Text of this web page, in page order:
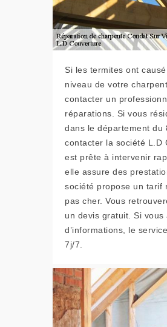
Si les termites ont
niveau de votre
contacter un
réparations. Si vous
dans le département du
contacter la société L.D
est prête à intervenir
elle assure des
société propose un tarif
pas cher. Vous
un devis gratuit. Si
d’informations, le
7j/7.